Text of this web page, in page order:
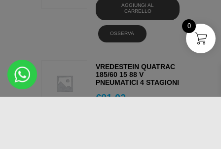
AGGIUNGI AL
CARRELLO
OSSERVA
VREDESTEIN QUATRAC
185/60 15 88 V
PNEUMATICI 4 STAGIONI
€81,02
0